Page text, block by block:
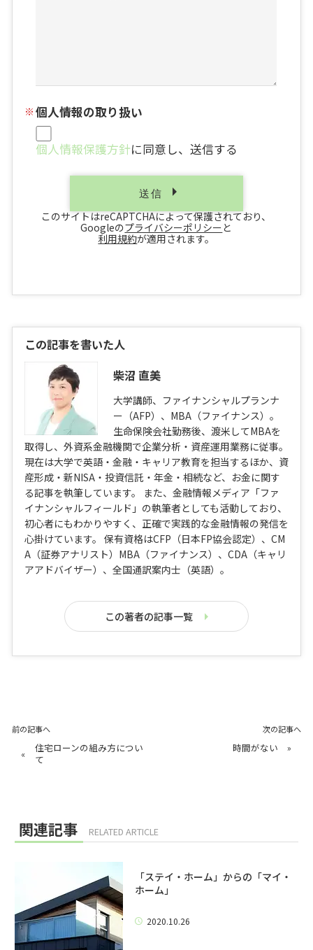
個人情報の取り扱い
個人情報保護方針に同意し、送信する
このサイトはreCAPTCHAによって保護されており、
Googleのプライバシーポリシーと
利用規約が適用されます。
この記事を書いた人
柴沼 直美
大学講師、ファイナンシャルプランナ
ー（AFP）、MBA（ファイナンス）。
生命保険会社勤務後、渡米してMBAを
取得し、外資系金融機関で企業分析・資産運用業務に従事。
現在は大学で英語・金融・キャリア教育を担当するほか、資
産形成・新NISA・投資信託・年金・相続など、お金に関す
る記事を執筆しています。 また、金融情報メディア「ファ
イナンシャルフィールド」の執筆者としても活動しており、
初心者にもわかりやすく、正確で実践的な金融情報の発信を
心掛けています。 保有資格はCFP（日本FP協会認定）、CM
A（証券アナリスト）MBA（ファイナンス）、CDA（キャリ
アアドバイザー）、全国通訳案内士（英語）。
この著者の記事一覧
前の記事へ
«
住宅ローンの組み方につい
て
次の記事へ
時間がない »
関連記事 RELATED ARTICLE
「ステイ・ホーム」からの「マイ・
ホーム」
2020.10.26